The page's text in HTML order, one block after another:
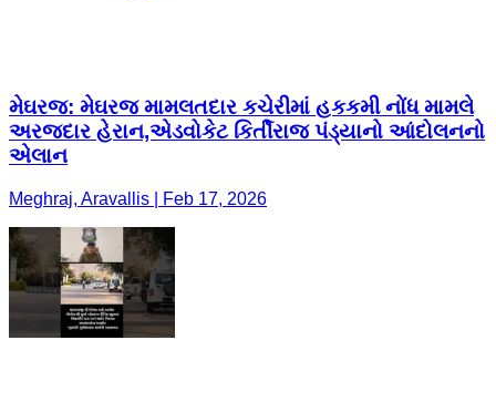
મેઘરજ: મેઘરજ મામલતદાર કચેરીમાં હકકમી નોંધ મામલે
અરજદાર હેરાન,એડવોકેટ કિર્તીરાજ પંડ્યાનો આંદોલનનો
એલાન
Meghraj, Aravallis | Feb 17, 2026